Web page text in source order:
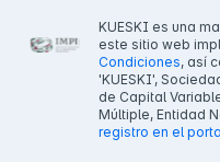
KUESKI es una
este sitio web
Condiciones, así
'KUESKI',
de Capital
Múltiple, Entidad
registro en el